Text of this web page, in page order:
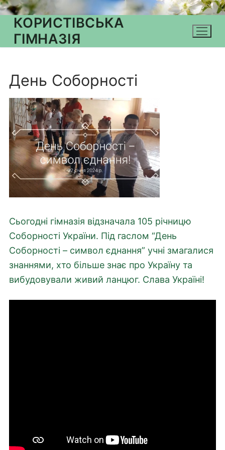
КОРИСТІВСЬКА
ГІМНАЗІЯ
День Соборності
Сьогодні гімназія відзначала 105 річницю
Соборності України. Під гаслом “День
Соборності – символ єднання” учні змагалися
знаннями, хто більше знає про Україну та
вибудовували живий ланцюг. Слава Україні!